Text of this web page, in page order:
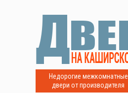
Недорогие межкомнатные
двери от производителя